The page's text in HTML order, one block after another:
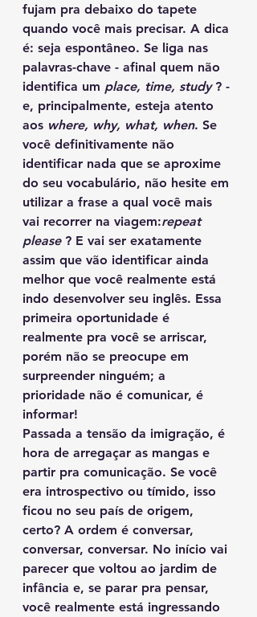
fujam pra debaixo do tapete
quando você mais precisar. A dica
é: seja espontâneo. Se liga nas
palavras-chave - afinal quem não
identifica um place, time, study ? -
e, principalmente, esteja atento
aos where, why, what, when. Se
você definitivamente não
identificar nada que se aproxime
do seu vocabulário, não hesite em
utilizar a frase a qual você mais
vai recorrer na viagem:repeat
please ? E vai ser exatamente
assim que vão identificar ainda
melhor que você realmente está
indo desenvolver seu inglês. Essa
primeira oportunidade é
realmente pra você se arriscar,
porém não se preocupe em
surpreender ninguém; a
prioridade não é comunicar, é
informar!
Passada a tensão da imigração, é
hora de arregaçar as mangas e
partir pra comunicação. Se você
era introspectivo ou tímido, isso
ficou no seu país de origem,
certo? A ordem é conversar,
conversar, conversar. No início vai
parecer que voltou ao jardim de
infância e, se parar pra pensar,
você realmente está ingressando